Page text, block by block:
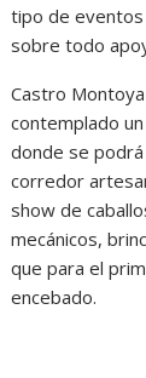
tipo de
sobre todo
Castro
contemplado
donde se
corredor
show de
mecánicos,
que para el
encebado.